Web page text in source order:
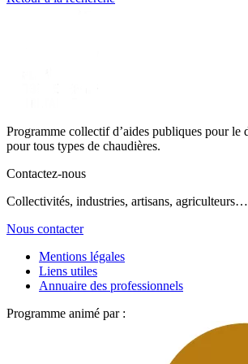
Programme collectif d’aides publiques pour le
pour tous types de chaudières.
Contactez-nous
Collectivités, industries, artisans, agriculteurs…
Nous contacter
Mentions légales
Liens utiles
Annuaire des professionnels
Programme animé par :